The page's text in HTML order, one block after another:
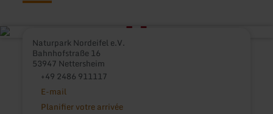
Naturpark Nordeifel e.V.
Bahnhofstraße 16
53947 Nettersheim
+49 2486 911117
E-mail
Planifier votre arrivée